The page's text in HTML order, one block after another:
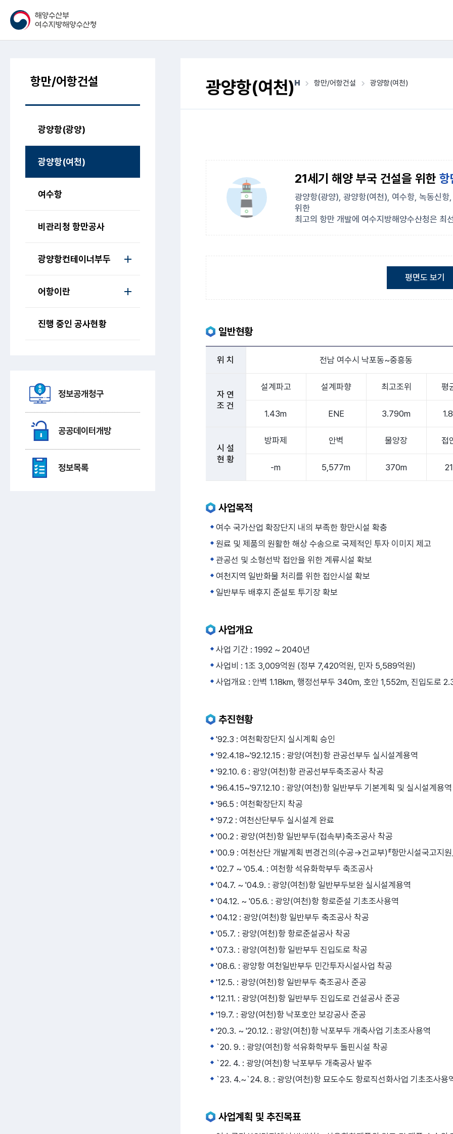
항만/어항건설
광양항(광양)
광양항(여천)
여수항
비관리청 항만공사
광양항컨테이너부두
어항이란
진행 중인 공사현황
정보공개청구
공공데이터개방
정보목록
광양항(여천) 항만/어항건설 광양항(여천)
21세기 해양 부국 건설을 위한 항
광양항(광양), 광양항(여천), 여수항, 녹동신
위한
최고의 항만 개발에 여수지방해양수산청은 최
평면도 보기
일반현황
위 치 전남 여수시 낙포동~중흥동
자 연
조 건
설계파고 설계파향 최고조위 평
1.43m ENE 3.790m
시 설
현 황
방파제 안벽 물양장 접
-m 5,577m 370m
사업목적
여수 국가산업 확장단지 내의 부족한 항만시설 확충
원료 및 제품의 원활한 해상 수송으로 국제적인 투자 이미지 제고
관공선 및 소형선박 접안을 위한 계류시설 확보
여천지역 일반화물 처리를 위한 접안시설 확보
일반부두 배후지 준설토 투기장 확보
사업개요
사업 기간 : 1992 ~ 2040년
사업비 : 1조 3,009억원 (정부 7,420억원, 민자 5,589억원)
사업개요 : 안벽 1.18km, 행정선부두 340m, 호안 1,552m, 진입도로
추진현황
'92.3 : 여천확장단지 실시계획 승인
'92.4.18~'92.12.15 : 광양(여천)항 관공선부두 실시설계용역
'92.10. 6 : 광양(여천)항 관공선부두축조공사 착공
'96.4.15~'97.12.10 : 광양(여천)항 일반부두 기본계획 및 실시설계용역
'96.5 : 여천확장단지 착공
'97.2 : 여천산단부두 실시설계 완료
'00.2 : 광양(여천)항 일반부두(접속부)축조공사 착공
'00.9 : 여천산단 개발계획 변경건의(수공→건교부)『항만시설국고지원
'02.7 ~ '05.4. : 여천항 석유화학부두 축조공사
'04.7. ~ '04.9. : 광양(여천)항 일반부두보완 실시설계용역
'04.12. ~ '05.6. : 광양(여천)항 항로준설 기초조사용역
'04.12 : 광양(여천)항 일반부두 축조공사 착공
'05.7. : 광양(여천)항 항로준설공사 착공
'07.3. : 광양(여천)항 일반부두 진입도로 착공
'08.6. : 광양항 여천일반부두 민간투자시설사업 착공
'12.5. : 광양(여천)항 일반부두 축조공사 준공
'12.11. : 광양(여천)항 일반부두 진입도로 건설공사 준공
'19.7. : 광양(여천)항 낙포호안 보강공사 준공
'20.3. ~ '20.12. : 광양(여천)항 낙포부두 개축사업 기초조사용역
`20. 9. : 광양(여천)항 석유화학부두 돌핀시설 착공
`22. 4. : 광양(여천)항 낙포부두 개축공사 발주
`23. 4.~`24. 8. : 광양(여천)항 묘도수도 항로직선화사업 기초조사용
사업계획 및 추진목표